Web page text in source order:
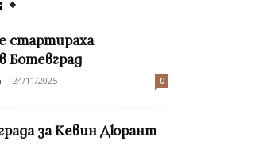
стартираха
Ботевград
- 24/11/2025 0
за Кевин Дюрант